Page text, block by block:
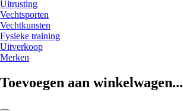
Uitrusting
Vechtsporten
Vechtkunsten
Fysieke training
Uitverkoop
Merken
Toevoegen aan winkelwagen...